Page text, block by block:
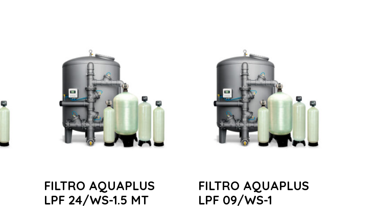
FILTRO AQUAPLUS
LPF 24/WS-1.5 MT
FILTRO AQUAPLUS
LPF 09/WS-1